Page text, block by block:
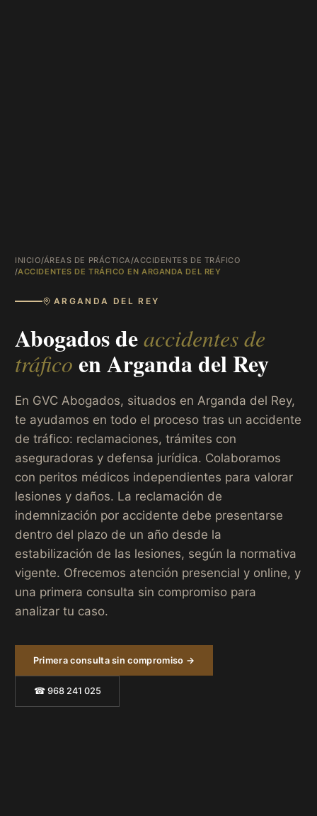
INICIO/ÁREAS DE PRÁCTICA /ACCIDENTES DE TRÁFICO
/ACCIDENTES DE TRÁFICO EN ARGANDA DEL REY
ARGANDA DEL REY
Abogados deaccidentes de
tráfico enArganda del Rey
En GVC Abogados, situados en Arganda del Rey,
te ayudamos en todo el proceso tras un accidente
de tráfico: reclamaciones, trámites con
aseguradoras y defensa jurídica. Colaboramos
con peritos médicos independientes para valorar
lesiones y daños. La reclamación de
indemnización por accidente debe presentarse
dentro del plazo de un año desde la
estabilización de las lesiones, según la normativa
vigente. Ofrecemos atención presencial y online, y
una primera consulta sin compromiso para
analizar tu caso.
Primera consulta sin compromiso →
☎ 968 241 025